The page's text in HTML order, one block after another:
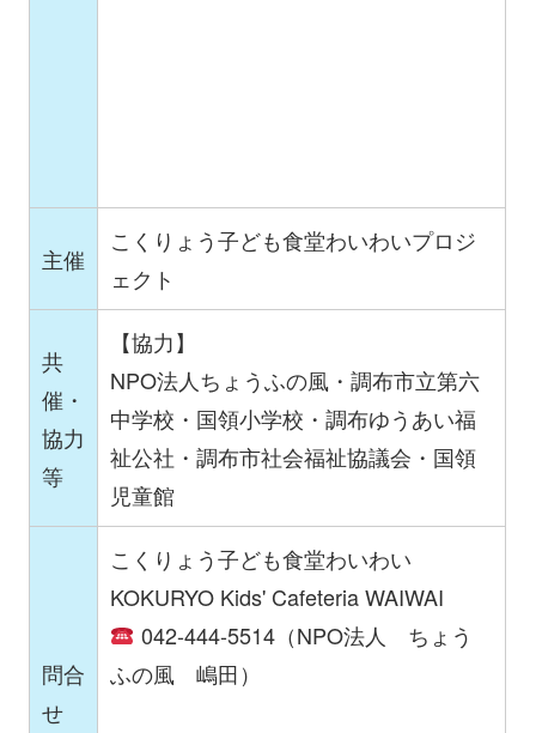
主催
こくりょう子ども食堂わいわいプロジ
ェクト
共
催・
協力
等
【協力】
NPO法人ちょうふの風・調布市立第六
中学校・国領小学校・調布ゆうあい福
祉公社・調布市社会福祉協議会・国領
児童館
問合
せ
こくりょう子ども食堂わいわい
KOKURYO Kids' Cafeteria WAIWAI
042-444-5514（NPO法人 ちょう
ふの風 嶋田）